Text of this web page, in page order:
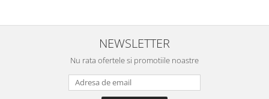
NEWSLETTER
Nu rata ofertele si promotiile noastre